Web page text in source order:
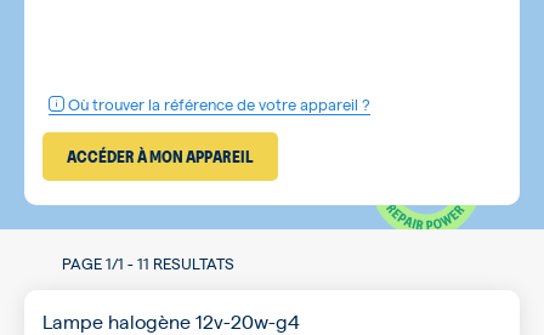
Où trouver la référence de votre appareil ?
ACCÉDER À MON APPAREIL
PAGE1/1 -11 RESULTATS
Lampe halogène 12v-20w-g4